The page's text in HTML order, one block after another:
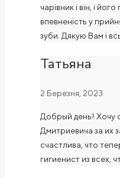
чарівник і він, і
впевненість у
зуби. Дякую Вам і
Татьяна
2 Березня, 2023
Добрый день! Хочу
Дмитриевича за их
счастлива, что
гигиенист из всех,